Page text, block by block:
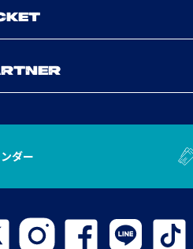
ダー